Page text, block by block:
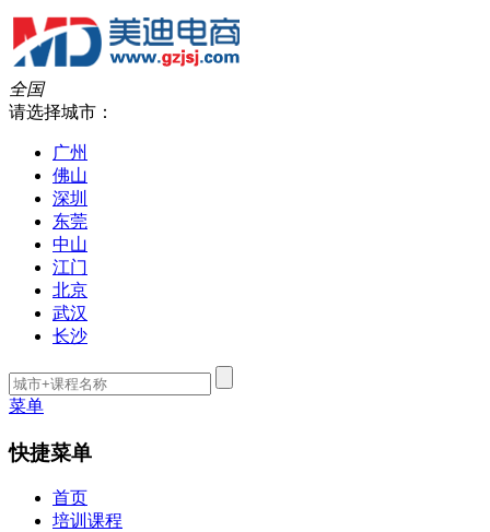
全国
请选择城市：
广州
佛山
深圳
东莞
中山
江门
北京
武汉
长沙
菜单
快捷菜单
首页
培训课程